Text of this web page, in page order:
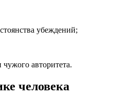
убеждений;
авторитета.
человека